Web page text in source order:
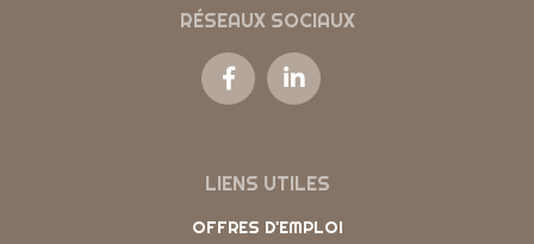
RÉSEAUX SOCIAUX
LIENS UTILES
OFFRES D'EMPLOI